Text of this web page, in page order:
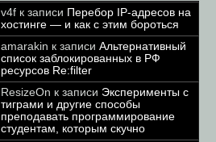
v4f к записи Перебор IP-адресов на
хостинге — и как с этим бороться
amarakin к записи Альтернативный
список заблокированных в РФ
ресурсов Re:filter
ResizeOn к записи Эксперименты с
тиграми и другие способы
преподавать программирование
студентам, которым скучно